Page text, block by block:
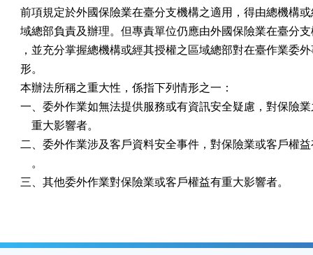
前項規定於外國保險業在臺分支機構之適用，得由總機構
域總部負責及辦理。但專責單位仍應由外國保險業在臺分
，並充分掌握總機構或經其授權之區域總部對在臺作業委
形。
本辦法所稱之重大性，係指下列情形之一：
一、委外作業如無法提供服務或有資訊安全疑慮，對保險
    重大影響者。
二、委外作業涉及客戶資料安全事件，對保險業或客戶權
    。
三、其他委外作業對保險業或客戶權益有重大影響者。